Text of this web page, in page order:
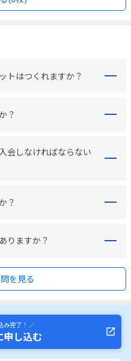
トはつくれますか？
？
会しなければならない
？
りますか？
を見る
み完了！ ／
申し込む